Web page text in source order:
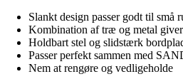
Slankt design passer godt til små
Kombination af træ og metal
Holdbart stel og slidstærk
Passer perfekt sammen med
Nem at rengøre og vedligeholde